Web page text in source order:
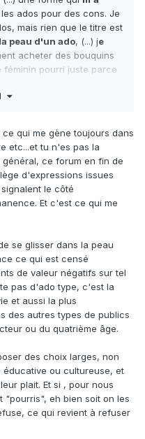
ados pour des cons. Je
mais rien que le titre est
peau d'un ado, (...) je
acheter des bouquins
féminin pourri juste parce
que je travaille
peut-être un juste milieu à
propose pas ce juste
quand je vais chez le
ma BM soit abonnée à
qui me gène toujours dans
etc...et tu n'es pas la
ce forum en fin de
d'expressions issues
le côté
Et c'est ce qui me
se glisser dans la peau
ce qui est censé
de valeur négatifs sur tel
pas d'ado type, c'est la
et aussi la plus
des autres types de publics
ou du quatrième âge.
des choix larges, non
ou cultureuse, et
plait. Et si , pour nous
"pourris", eh bien soit on les
ce qui revient à refuser